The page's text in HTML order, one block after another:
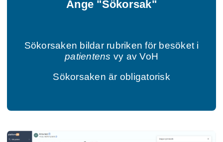
Ange "Sökorsak"
Sökorsaken bildar rubriken för besöket i
patientens vy av VoH
Sökorsaken är obligatorisk